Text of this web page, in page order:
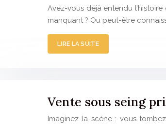
Avez-vous déjà entendu
manquant ? Ou peut-être
LIRE LA SUITE
Vente sous seing
Imaginez la scène : vous